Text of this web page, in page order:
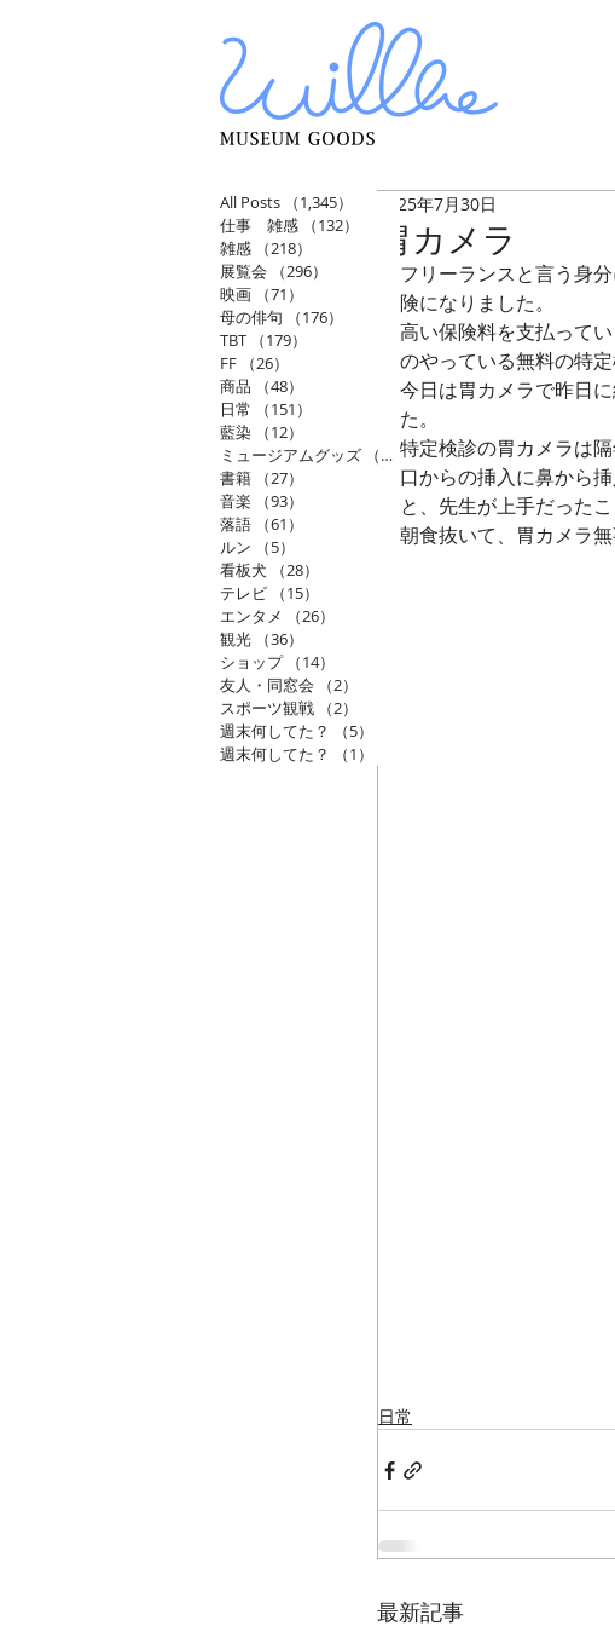
胃カメラ
2025年7月30日
フリーランスと言う身
険になりました。
高い保険料を支払って
のやっている無料の特定
今日は胃カメラで昨日
た。
特定検診の胃カメラは
口からの挿入に鼻から
と、先生が上手だった
朝食抜いて、胃カメラ
日常
最新記事
All Posts （1,345）
1,345件の記事
仕事 雑感
（132）
132件の記事
雑感
（218）
展覧会
（296）
296件の記事
映画
（71）
母の俳句
（176）
176件の記事
TBT
（179）
FF
（26）
商品
（48）
日常
（151）
藍染
（12）
ミュージアムグッズ
（114）
114件の記事
書籍
（27）
音楽
（93）
落語
（61）
ルン
（5）
看板犬
（28）
テレビ
（15）
エンタメ
（26）
観光
（36）
ショップ
（14）
友人・同窓会
（2）
スポーツ観戦
（2）
週末何してた？
（5）
週末何してた？
（1）